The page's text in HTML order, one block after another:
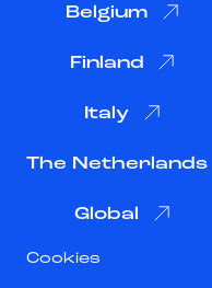
Belgium
Finland
Italy
The Netherlands
Global
Cookies